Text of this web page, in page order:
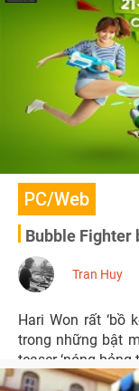
PC/Web
Bubble Fighter
Tran Huy
Hari Won rất ‘bồ
trong những bật
teaser ‘nóng